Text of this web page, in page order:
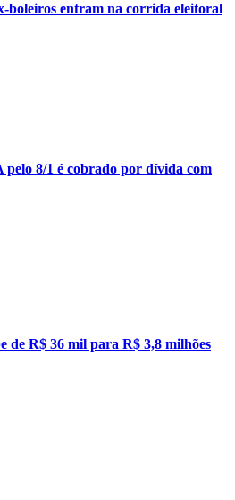
boleiros entram na corrida eleitoral
8/1 é cobrado por dívida com
de R$ 36 mil para R$ 3,8 milhões